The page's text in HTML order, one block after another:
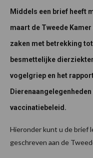
Middels een brief heeft
maart de Tweede
zaken met betrekking
besmettelijke
vogelgriep en het
vaccinatiebeleid.
Hieronder kunt u de brief
geschreven aan de